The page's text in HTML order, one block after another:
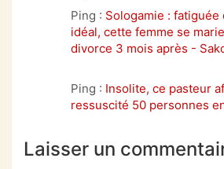
Ping : Sologamie : fatiguée
idéal, cette femme se
divorce 3 mois après -
Ping : Insolite, ce pasteur
ressuscité 50 personnes
Laisser un